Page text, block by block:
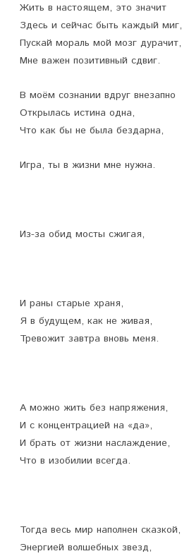
Жить в настоящем, это значит
Здесь и сейчас быть каждый миг,
Пускай мораль мой мозг дурачит,
Мне важен позитивный сдвиг.
В моём сознании вдруг внезапно
Открылась истина одна,
Что как бы не была бездарна,
Игра, ты в жизни мне нужна.
Из-за обид мосты сжигая,
И раны старые храня,
Я в будущем, как не живая,
Тревожит завтра вновь меня.
А можно жить без напряжения,
И с концентрацией на «да»,
И брать от жизни наслаждение,
Что в изобилии всегда.
Тогда весь мир наполнен сказкой,
Энергией волшебных звезд,